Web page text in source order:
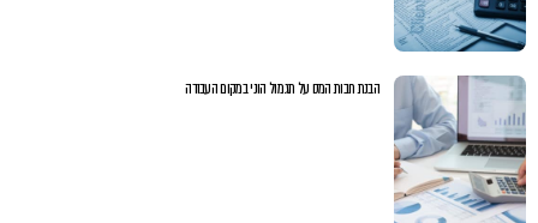
הבנת חבות המס על תגמול הוני במקום העבודה